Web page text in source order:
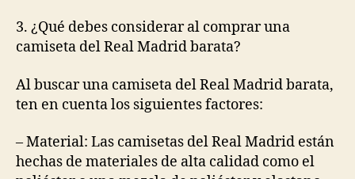
3. ¿Qué debes considerar al comprar una
camiseta del Real Madrid barata?
Al buscar una camiseta del Real Madrid barata,
ten en cuenta los siguientes factores:
– Material: Las camisetas del Real Madrid están
hechas de materiales de alta calidad como el